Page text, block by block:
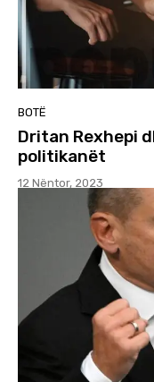
BOTË
Dritan Rexhepi
politikanët
12 Nëntor, 2023